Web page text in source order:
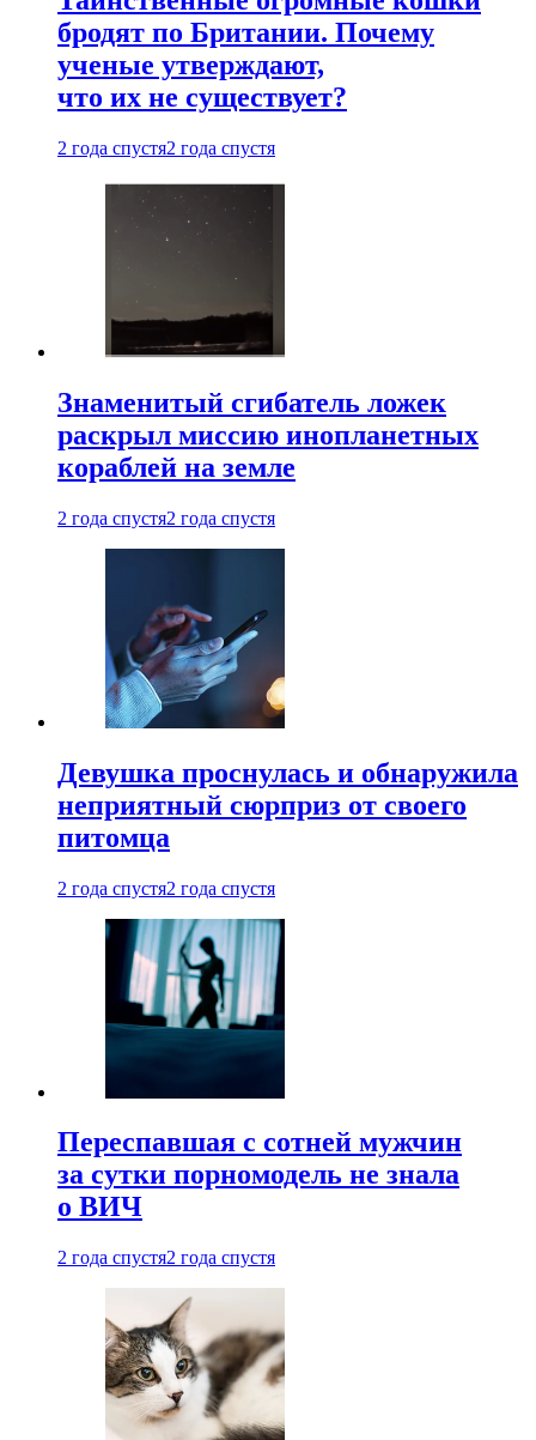
бродят по Британии. Почему
ученые утверждают,
что их не существует?
2 года спустя2 года спустя
Знаменитый сгибатель ложек
раскрыл миссию инопланетных
кораблей на земле
2 года спустя2 года спустя
Девушка проснулась и обнаружила
неприятный сюрприз от своего
питомца
2 года спустя2 года спустя
Переспавшая с сотней мужчин
за сутки порномодель не знала
о ВИЧ
2 года спустя2 года спустя